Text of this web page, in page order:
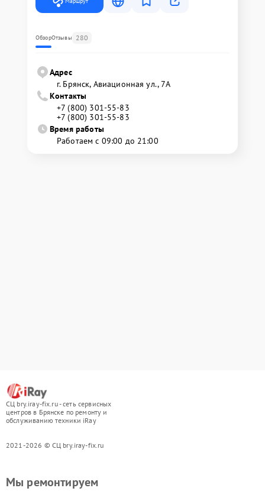
ОбзорОтзывы 280
Адрес
г. Брянск, Авиационная ул., 7А
Контакты
+7 (800) 301-55-83
+7 (800) 301-55-83
Время работы
Работаем с 09:00 до 21:00
СЦ bry.iray-fix.ru - сеть сервисных
центров в Брянске по ремонту и
обслуживанию техники iRay
2021-2026 © СЦ bry.iray-fix.ru
Мы ремонтируем